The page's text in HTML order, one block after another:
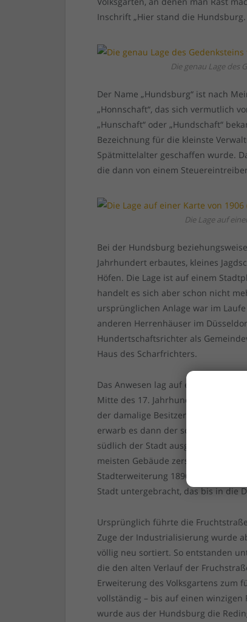
Inschrift „Hier stand die
Die genau Lage des
Der Name „Hundsburg“ ist nach
„Honnschaft“, das sich vermutlich
„Hunschaft“ oder „Hundschaft“
Bezeichnung für die kleinste
Spätmittelalter geschaffen wurde.
die dann von einem
Die Lage auf
Bei der Hundsburg
Jahrhundert erbautes, kleines
Höfen. Die Lage ist auf einem
handelt es sich aber schon nicht
ursprünglichen Anlage war im
anderen Herrenhäuser im
Hundertschaftsrichter als
Haus des Scharfrichters.
Das Anwesen lag auf einem Hügel,
Mitte des 17. Jahrhunderts über gut
der damalige Besitzer ohne Erben
erwarb es dann der schwerreiche
südlich der Stadt ausgedehnte
meisten Gebäude zerstört, der Hof
Stadterweiterung 1896 von der
Stadt untergebracht, das bis in die
Ursprünglich führte die
Zuge der Industrialisierung wurde
völlig neu sortiert. So entstanden
die den alten Verlauf der
Erweiterung des Volksgartens zum
vollständig – bis auf einen winzigen
wurde aus der Hundsburg die